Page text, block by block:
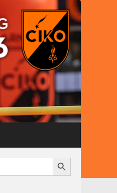
Zoekknop